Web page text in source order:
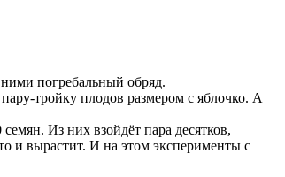
погребальный обряд.
тройку плодов размером с яблочко. А
Из них взойдёт пара десятков,
и вырастит. И на этом эксперименты с